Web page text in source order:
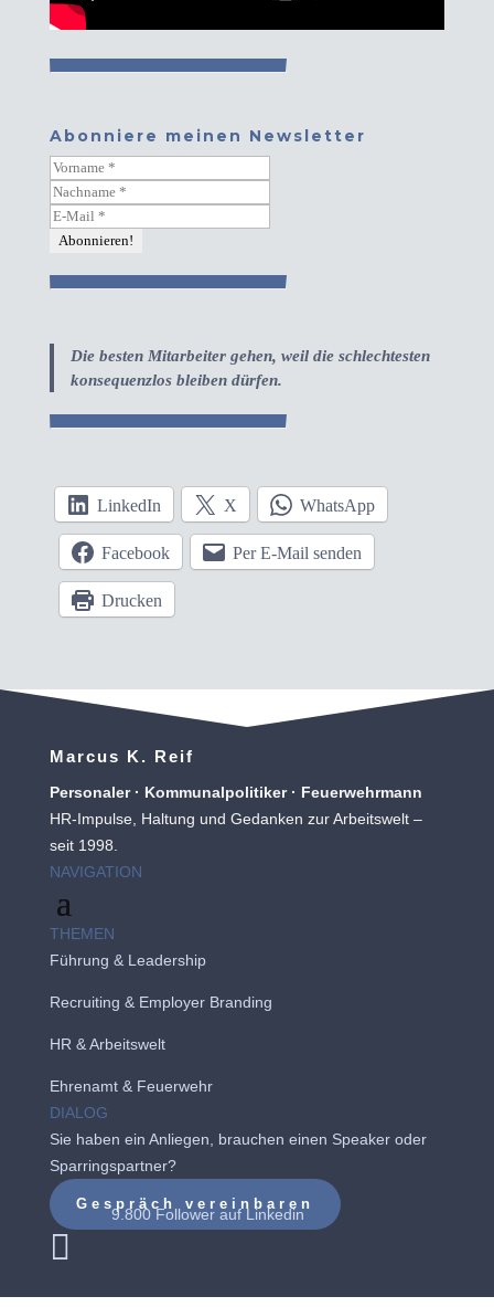
Abonniere meinen Newsletter
Die besten Mitarbeiter gehen, weil die schlechtesten
konsequenzlos bleiben dürfen.
LinkedIn X WhatsApp
Facebook Per E-Mail senden
Drucken
Marcus K. Reif
Personaler · Kommunalpolitiker · Feuerwehrmann
HR-Impulse, Haltung und Gedanken zur Arbeitswelt –
seit 1998.
NAVIGATION
THEMEN
Führung & Leadership
Recruiting & Employer Branding
HR & Arbeitswelt
Ehrenamt & Feuerwehr
DIALOG
Sie haben ein Anliegen, brauchen einen Speaker oder
Sparringspartner?
Gespräch vereinbaren

9.800 Follower aufLinkedin